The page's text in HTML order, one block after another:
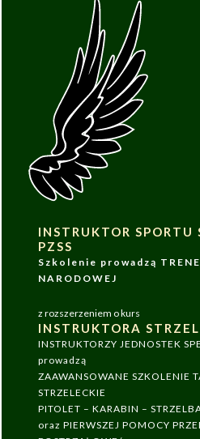
INSTRUKTOR SPORTU
PZSS
Szkolenie prowadzą
NARODOWEJ
z rozszerzeniem o kurs
INSTRUKTORA
INSTRUKTORZY JEDNOSTEK
prowadzą
ZAAWANSOWANE SZKOLENIE
STRZELECKIE
PITOLET – KARABIN –
oraz PIERWSZEJ POMOCY